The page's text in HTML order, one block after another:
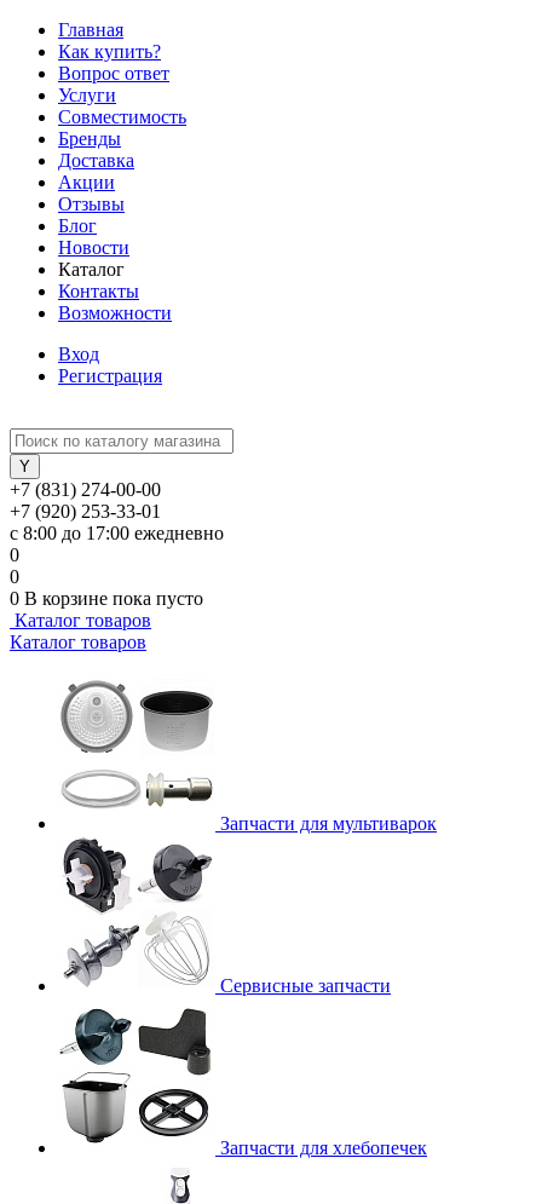
Главная
Как купить?
Вопрос ответ
Услуги
Совместимость
Бренды
Доставка
Акции
Отзывы
Блог
Новости
Каталог
Контакты
Возможности
Вход
Регистрация
+7 (831) 274-00-00
+7 (920) 253-33-01
с 8:00 до 17:00 ежедневно
0
0
0 В корзине пока пусто
Каталог товаров
Каталог товаров
Запчасти для мультиварок
Сервисные запчасти
Запчасти для хлебопечек